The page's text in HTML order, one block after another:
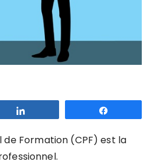
de Formation (CPF) est la